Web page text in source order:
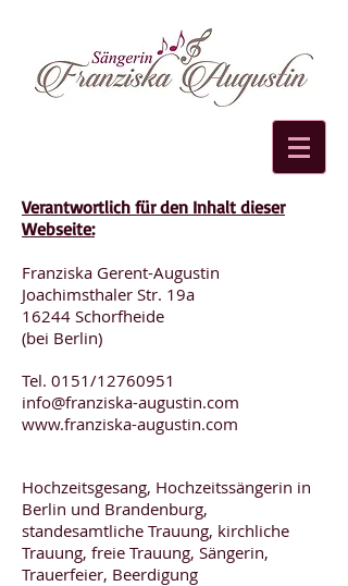
Verantwortlich für den Inhalt dieser
Webseite:
Franziska Gerent-Augustin
Joachimsthaler Str. 19a
16244 Schorfheide
(bei Berlin)
Tel. 0151/12760951
info@franziska-augustin.com
www.franziska-augustin.com
Hochzeitsgesang, Hochzeitssängerin in
Berlin und Brandenburg,
standesamtliche Trauung, kirchliche
Trauung, freie Trauung, Sängerin,
Trauerfeier, Beerdigung